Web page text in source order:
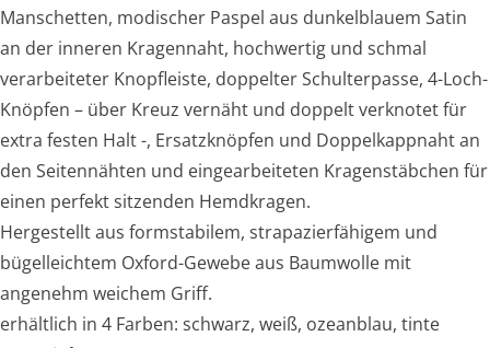
Manschetten, modischer Paspel aus dunkelblauem Satin
an der inneren Kragennaht, hochwertig und schmal
verarbeiteter Knopfleiste, doppelter Schulterpasse, 4-Loch-
Knöpfen – über Kreuz vernäht und doppelt verknotet für
extra festen Halt -, Ersatzknöpfen und Doppelkappnaht an
den Seitennähten und eingearbeiteten Kragenstäbchen für
einen perfekt sitzenden Hemdkragen.
Hergestellt aus formstabilem, strapazierfähigem und
bügelleichtem Oxford-Gewebe aus Baumwolle mit
angenehm weichem Griff.
erhältlich in 4 Farben: schwarz, weiß, ozeanblau, tinte